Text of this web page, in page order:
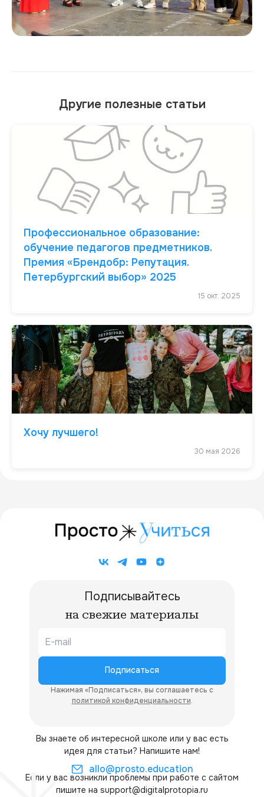
Другие полезные статьи
Профессиональное образование:
обучение педагогов предметников.
Премия «Брендобр: Репутация.
Петербургский выбор» 2025
15 окт. 2025
Хочу лучшего!
30 мая 2026
Подписывайтесь
на свежие материалы
Подписаться
Нажимая «Подписаться», вы соглашаетесь с
политикой конфиденциальности.
Вы знаете об интересной школе или у вас есть
идея для статьи? Напишите нам!
allo@prosto.education
Если у вас возникли проблемы при работе с сайтом
пишите на support@digitalprotopia.ru